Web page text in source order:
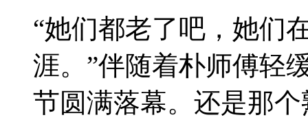
“她们都老了吧，她们
涯。”伴随着朴师傅轻
节圆满落幕。还是那